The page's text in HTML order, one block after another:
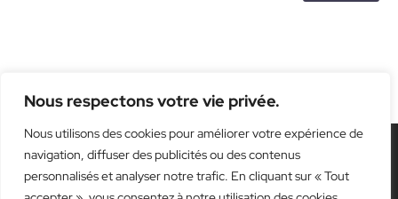
Nous respectons votre vie privée.
Nous utilisons des cookies pour améliorer votre expérience de
navigation, diffuser des publicités ou des contenus
personnalisés et analyser notre trafic. En cliquant sur « Tout